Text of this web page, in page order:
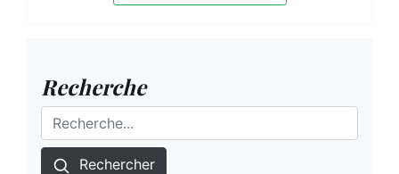
Recherche
Rechercher